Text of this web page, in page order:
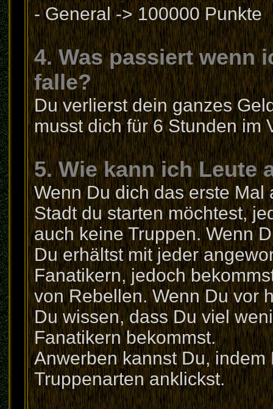
- General -> 100000 Punkte
4. Was passiert wenn
falle?
Du verlierst dein ganzes
musst dich für 6 Stunden im
5. Wie kann ich Leute
Wenn Du dich das erste
Stadt du starten möchtest,
auch keine Truppen. Wenn
Du erhältst mit jeder
Fanatikern, jedoch
von Rebellen. Wenn Du vor
Du wissen, dass Du viel
Fanatikern bekommst.
Anwerben kannst Du,
Truppenarten anklickst.